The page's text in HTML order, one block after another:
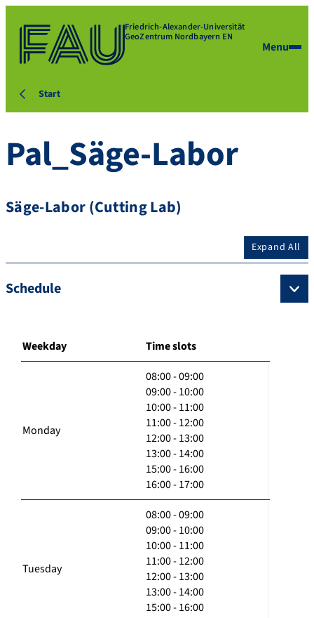
Friedrich-Alexander-Universität
GeoZentrum Nordbayern EN
Menu
Start
Pal_Säge-Labor
Säge-Labor (Cutting Lab)
Expand All
Schedule
Weekday Time slots
Monday
08:00 - 09:00
09:00 - 10:00
10:00 - 11:00
11:00 - 12:00
12:00 - 13:00
13:00 - 14:00
15:00 - 16:00
16:00 - 17:00
Tuesday
08:00 - 09:00
09:00 - 10:00
10:00 - 11:00
11:00 - 12:00
12:00 - 13:00
13:00 - 14:00
15:00 - 16:00